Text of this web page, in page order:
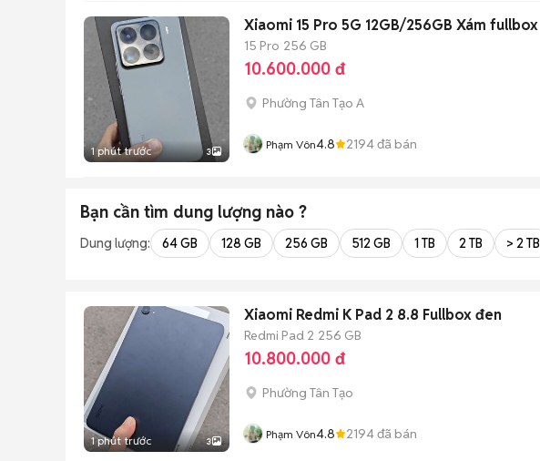
1 phút trước 3
Xiaomi 15 Pro 5G 12GB/256GB Xám fullbox
15 Pro 256 GB
10.600.000 đ
Phường Tân Tạo A
Phạm Vôn4.8 2194đã bán
Bạn cần tìm dung lượng nào ?
Dung lượng: 64 GB 128 GB 256 GB 512 GB 1 TB 2 TB > 2 TB
1 phút trước 3
Xiaomi Redmi K Pad 2 8.8 Fullbox đen
Redmi Pad 2 256 GB
10.800.000 đ
Phường Tân Tạo
Phạm Vôn4.8 2194đã bán